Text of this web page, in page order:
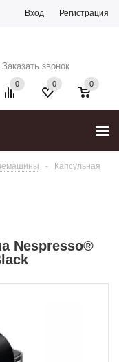
Вход Регистрация
Заказать звонок
0 0
0
-
Капсульная
Nespresso®